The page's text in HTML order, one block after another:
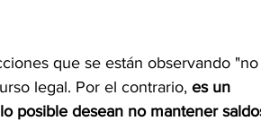
que se están observando
legal. Por el contrario, es un
posible desean no mantener